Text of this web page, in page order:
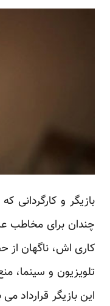
بازیگر و کارگردانی
چندان برای مخاطب
کاری اش، ناگهان از
تلویزیون و سینما،
این بازیگر قرارداد